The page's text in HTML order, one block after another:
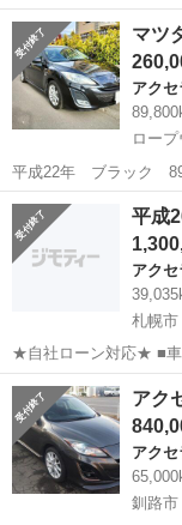
んな方でもローン審査可能！！ ★過去にローンを
方！！ ★勤続年数が短
ト、アルバイトなど...
北海道 釧路市
アクセ
ロー
平成22年 ブラック
ライト ETC サンヨーゴリラナビ、地デシテレビ 純正16インチアル
ミホイール スマート
とスタッドレスタ...
北海道 札幌市 ロ
平成
アクセ
札幌市
★自社ローン対応★ ■車両本体価格：1,300,000円 ■メーカー名：マツ
ダ ■車種名：アクセラ
走行距離：39,035km ■
北海道 札幌市
アク
アクセ
釧路市